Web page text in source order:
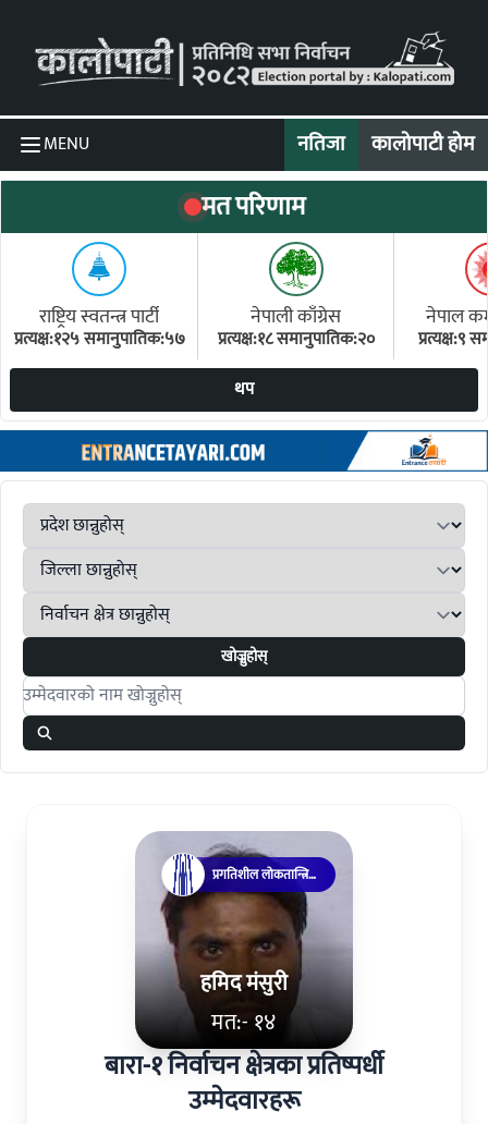
MENU नतिजा कालोपाटी होम
मत परिणाम
राष्ट्रिय स्वतन्त्र पार्टी
प्रत्यक्ष:१२५ समानुपातिक:५७
नेपाली काँग्रेस
प्रत्यक्ष:१८ समानुपातिक:२०
नेपाल
प्रत्यक्ष:९
थप
खोज्नुहोस्
Search candidates
हमिद मंसुरी
मत:- १४
प्रगतिशील लोकतान्त्रिक
पार्टी
बारा-१ निर्वाचन क्षेत्रका प्रतिष्पर्धी
उम्मेदवारहरू